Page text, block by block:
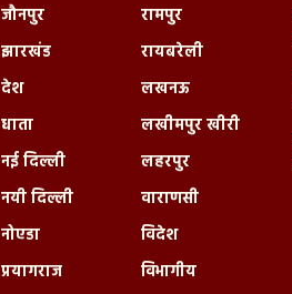
जौनपुर
झारखंड
देश
धाता
नई दिल्ली
नयी दिल्ली
नोएडा
प्रयागराज
रामपुर
रायबरेली
लखनऊ
लखीमपुर खीरी
लहरपुर
वाराणसी
विदेश
विभागीय